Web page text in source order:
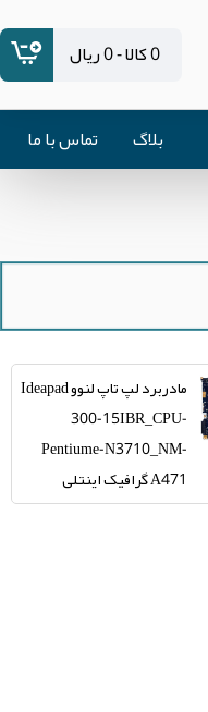
0 کالا - 0 ریال
بلاگ تماس با ما
مادربرد لپ تاپ لنوو Ideapad
300-15IBR_CPU-
Pentiume-N3710_NM-
A471 گرافیک اینتلی